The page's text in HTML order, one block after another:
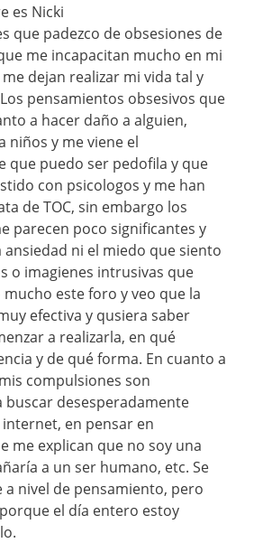
es Nicki
que padezco de obsesiones de
me incapacitan mucho en mi
dejan realizar mi vida tal y
pensamientos obsesivos que
a hacer daño a alguien,
niños y me viene el
que puedo ser pedofila y que
con psicologos y me han
de TOC, sin embargo los
parecen poco significantes y
ni el miedo que siento
o imagienes intrusivas que
este foro y veo que la
efectiva y qusiera saber
a realizarla, en qué
y de qué forma. En cuanto a
compulsiones son
buscar desesperadamente
en pensar en
me explican que no soy una
a un ser humano, etc. Se
a nivel de pensamiento, pero
el día entero estoy